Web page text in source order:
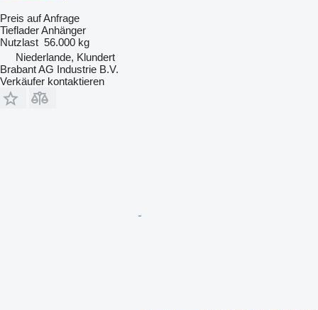
Preis auf Anfrage
Tieflader Anhänger
Nutzlast 56.000 kg
Niederlande, Klundert
Brabant AG Industrie B.V.
Verkäufer kontaktieren